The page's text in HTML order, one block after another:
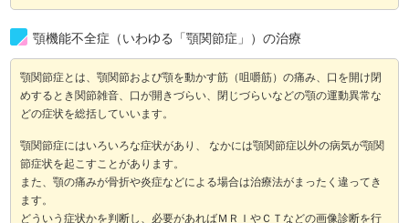
顎機能不全症（いわゆる「顎関節症」）の治療
顎関節症とは、顎関節および顎を動かす筋（咀嚼筋）の痛み、口を開け閉
めするとき関節雑音、口が開きづらい、閉じづらいなどの顎の運動異常な
どの症状を総括していいます。
顎関節症にはいろいろな症状があり、 なかには顎関節症以外の病気が顎関
節症状を起こすことがあります。
また、顎の痛みが骨折や炎症などによる場合は治療法がまったく違ってき
ます。
どういう症状かを判断し、必要があればＭＲＩやＣＴなどの画像診断を行